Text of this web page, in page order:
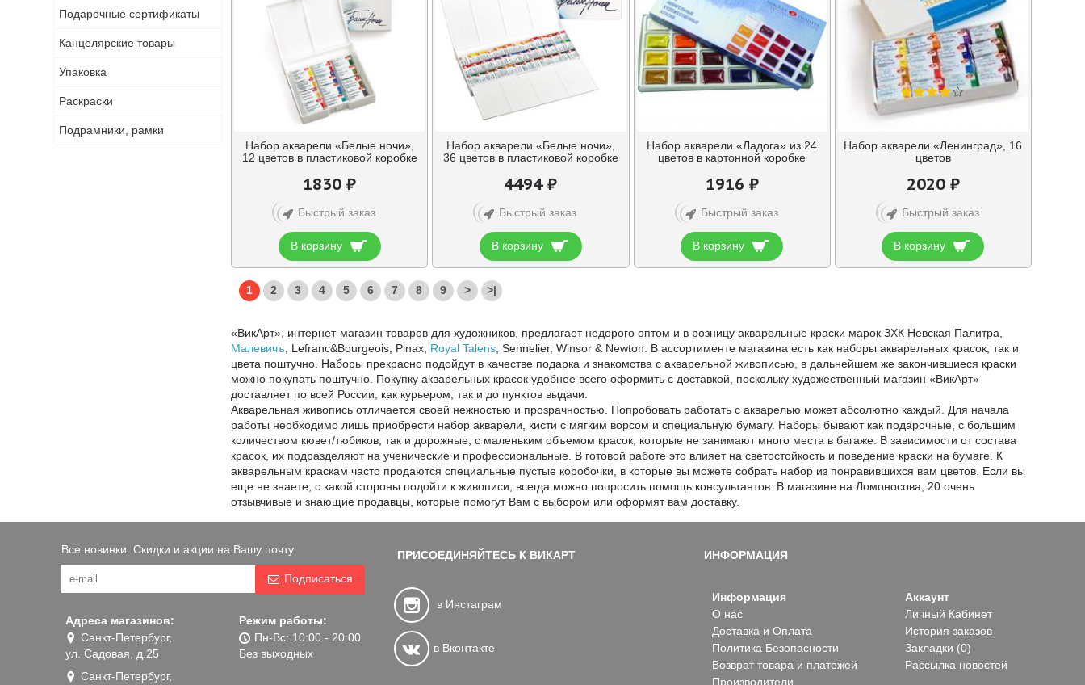
Подарочные сертификаты
Канцелярские товары
Упаковка
Раскраски
Подрамники, рамки
Набор акварели «Белые ночи»,
12 цветов в пластиковой коробке
1830 ₽
Быстрый заказ
В корзину
Набор акварели «Белые ночи»,
36 цветов в пластиковой коробке
4494 ₽
Быстрый заказ
В корзину
Набор акварели «Ладога» из 24
цветов в картонной коробке
1916 ₽
Быстрый заказ
В корзину
Набор акварели «Ленинград», 16
цветов
2020 ₽
Быстрый заказ
В корзину
1 2 3 4 5 6 7 8 9 > >|
«ВикАрт», интернет-магазин товаров для художников, предлагает недорого оптом и в розницу акварельные краски марок ЗХК Невская Палитра,
Малевичъ, Lefranc&Bourgeois, Pinax, Royal Talens, Sennelier, Winsor & Newton. В ассортименте магазина есть как наборы акварельных красок, так и
цвета поштучно. Наборы прекрасно подойдут в качестве подарка и знакомства с акварельной живописью, в дальнейшем же закончившиеся краски
можно покупать поштучно. Покупку акварельных красок удобнее всего оформить с доставкой, поскольку художественный магазин «ВикАрт»
доставляет по всей России, как курьером, так и до пунктов выдачи.
Акварельная живопись отличается своей нежностью и прозрачностью. Попробовать работать с акварелью может абсолютно каждый. Для начала
работы необходимо лишь приобрести набор акварели, кисти с мягким ворсом и специальную бумагу. Наборы бывают как подарочные, с большим
количеством кювет/тюбиков, так и дорожные, с маленьким объемом красок, которые не занимают много места в багаже. В зависимости от состава
красок, их подразделяют на ученические и профессиональные. В готовой работе это влияет на светостойкость и поведение краски на бумаге. К
акварельным краскам часто продаются специальные пустые коробочки, в которые вы можете собрать набор из понравившихся вам цветов. Если вы
еще не знаете, с какой стороны подойти к живописи, всегда можно попросить помощь консультантов. В магазине на Ломоносова, 20 очень
отзывчивые и знающие продавцы, которые помогут Вам с выбором или оформят вам доставку.
Все новинки. Скидки и акции на Вашу почту
Подписаться
Адреса магазинов:
Санкт-Петербург,
ул. Садовая, д.25
Санкт-Петербург,
Режим работы:
Пн-Вс: 10:00 - 20:00
Без выходных
ПРИСОЕДИНЯЙТЕСЬ К ВИКАРТ
в Инстаграм
в Вконтакте
ИНФОРМАЦИЯ
Информация
О нас
Доставка и Оплата
Политика Безопасности
Возврат товара и платежей
Производители
Аккаунт
Личный Кабинет
История заказов
Закладки (0)
Рассылка новостей